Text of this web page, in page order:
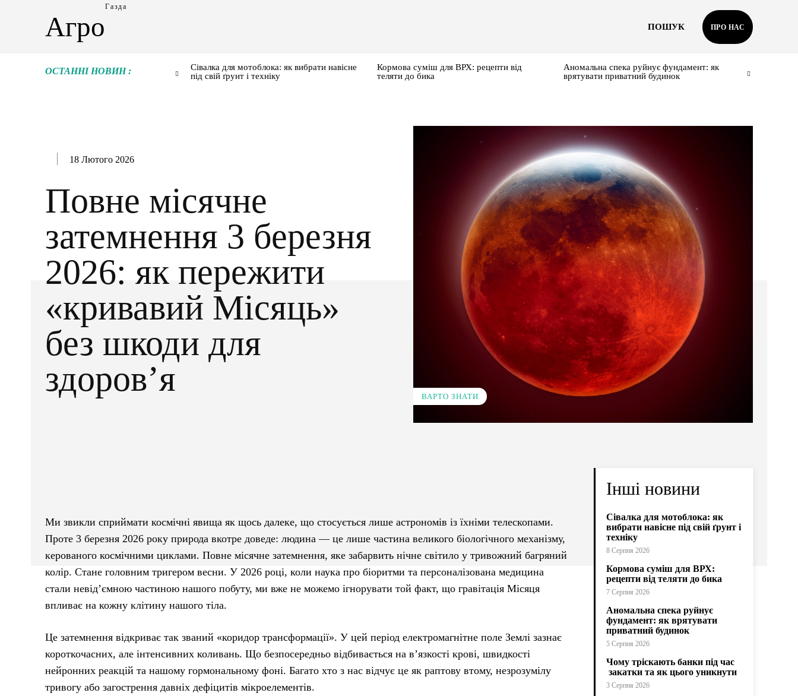
Агро
Газда
ПОШУК ПРО НАС
ОСТАННІ НОВИН :
Сівалка для мотоблока: як вибрати навісне
під свій ґрунт і техніку
Кормова суміш для ВРХ: рецепти від
теляти до бика
Аномальна спека руйнує фундамент: як
врятувати приватний будинок
18 Лютого 2026
Повне місячне
затемнення 3 березня
2026: як пережити
«кривавий Місяць»
без шкоди для
здоров’я
ВАРТО ЗНАТИ
Ми звикли сприймати космічні явища як щось далеке, що стосується лише астрономів із їхніми телескопами.
Проте 3 березня 2026 року природа вкотре доведе: людина — це лише частина великого біологічного механізму,
керованого космічними циклами. Повне місячне затемнення, яке забарвить нічне світило у тривожний багряний
колір. Стане головним тригером весни. У 2026 році, коли наука про біоритми та персоналізована медицина
стали невід’ємною частиною нашого побуту, ми вже не можемо ігнорувати той факт, що гравітація Місяця
впливає на кожну клітину нашого тіла.
Це затемнення відкриває так званий «коридор трансформації». У цей період електромагнітне поле Землі зазнає
короткочасних, але інтенсивних коливань. Що безпосередньо відбивається на в’язкості крові, швидкості
нейронних реакцій та нашому гормональному фоні. Багато хто з нас відчує це як раптову втому, незрозумілу
тривогу або загострення давніх дефіцитів мікроелементів.
Інші новини
Сівалка для мотоблока: як
вибрати навісне під свій ґрунт і
техніку
8 Серпня 2026
Кормова суміш для ВРХ:
рецепти від теляти до бика
7 Серпня 2026
Аномальна спека руйнує
фундамент: як врятувати
приватний будинок
5 Серпня 2026
Чому тріскають банки під час
закатки та як цього уникнути
3 Серпня 2026